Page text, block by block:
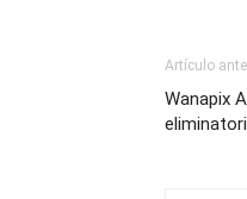
Artículo
Wanapix